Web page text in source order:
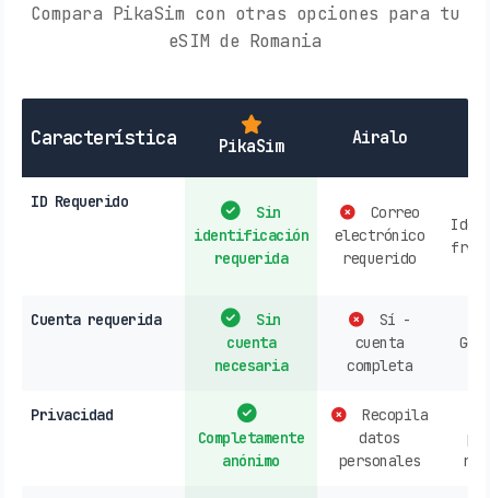
Compara PikaSim con otras opciones para tu
eSIM de Romania
Característica PikaSim Airalo
ID Requerido
Sin
identificación
requerida
Correo
electrónico
requerido
Cuenta requerida
Sin
cuenta
necesaria
Sí -
cuenta
completa
Privacidad
Completamente
anónimo
Recopila
datos
personales